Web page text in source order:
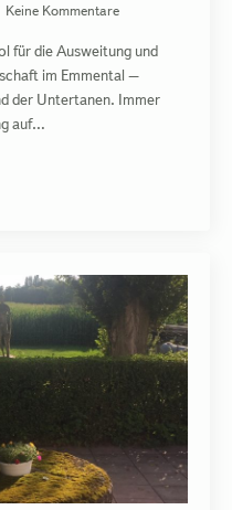
Keine Kommentare
für die Ausweitung und
im Emmental –
der Untertanen. Immer
auf…